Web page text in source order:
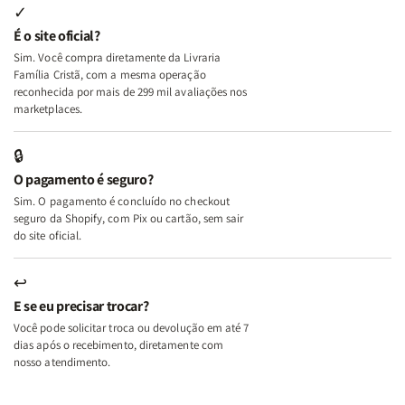
e
Deus
+
A
Mulher
Lar
+
A
Lar
✓
É o site oficial?
Sim. Você compra diretamente da Livraria
Família Cristã, com a mesma operação
reconhecida por mais de 299 mil avaliações nos
marketplaces.
🔒
O pagamento é seguro?
Sim. O pagamento é concluído no checkout
seguro da Shopify, com Pix ou cartão, sem sair
do site oficial.
↩
E se eu precisar trocar?
Você pode solicitar troca ou devolução em até 7
dias após o recebimento, diretamente com
nosso atendimento.